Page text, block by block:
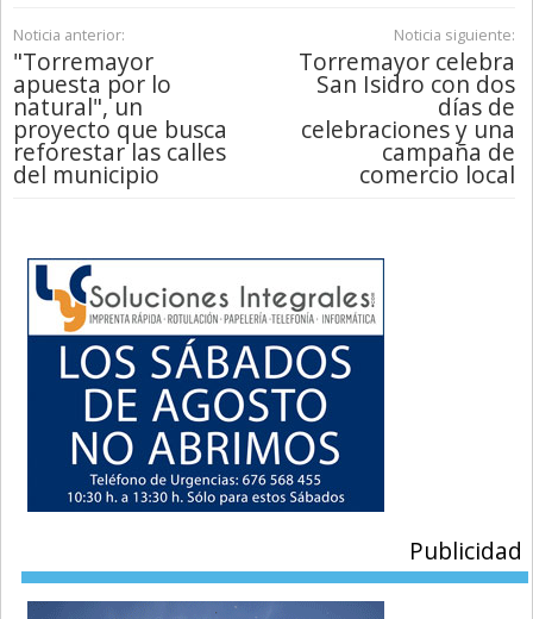
Noticia anterior:
"Torremayor
apuesta por lo
natural", un
proyecto que busca
reforestar las calles
del municipio
Noticia siguiente:
Torremayor celebra
San Isidro con dos
días de
celebraciones y una
campaña de
comercio local
Publicidad